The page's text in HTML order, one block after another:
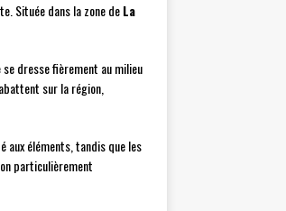
Située dans la zone deLa
dresse fièrement au milieu
sur la région,
aux éléments, tandis que les
particulièrement